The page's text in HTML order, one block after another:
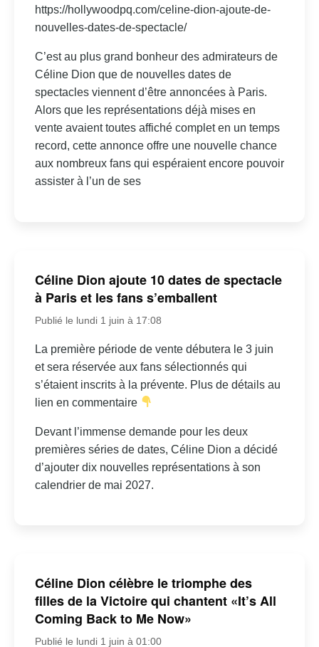
https://hollywoodpq.com/celine-dion-ajoute-de-
nouvelles-dates-de-spectacle/
C’est au plus grand bonheur des admirateurs de
Céline Dion que de nouvelles dates de
spectacles viennent d’être annoncées à Paris.
Alors que les représentations déjà mises en
vente avaient toutes affiché complet en un temps
record, cette annonce offre une nouvelle chance
aux nombreux fans qui espéraient encore pouvoir
assister à l’un de ses
Céline Dion ajoute 10 dates de spectacle
à Paris et les fans s’emballent
Publié le lundi 1 juin à 17:08
La première période de vente débutera le 3 juin
et sera réservée aux fans sélectionnés qui
s’étaient inscrits à la prévente. Plus de détails au
lien en commentaire
Devant l’immense demande pour les deux
premières séries de dates, Céline Dion a décidé
d’ajouter dix nouvelles représentations à son
calendrier de mai 2027.
Céline Dion célèbre le triomphe des
filles de la Victoire qui chantent «It’s All
Coming Back to Me Now»
Publié le lundi 1 juin à 01:00